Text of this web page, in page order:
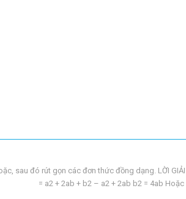
sau đó rút gọn các đơn thức đồng dạng. LỜI GIẢI
= a2 + 2ab + b2 – a2 + 2ab b2 = 4ab Hoặc